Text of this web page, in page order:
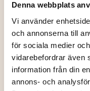
Denna webbplats
Vi använder
och annonserna till
för sociala medier
vidarebefordrar även
information från din
annons- och
Konserter,
loppis, vi tar
Vi gör ett urval
evenemangen